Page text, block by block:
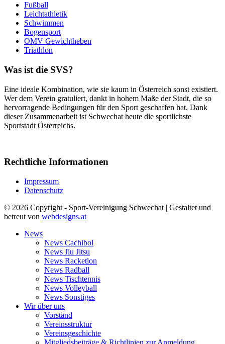
Fußball
Leichtathletik
Schwimmen
Bogensport
OMV Gewichtheben
Triathlon
Was ist die SVS?
Eine ideale Kombination, wie sie kaum in Österreich sonst existiert.
Wer dem Verein gratuliert, dankt in hohem Maße der Stadt, die so
hervorragende Bedingungen für den Sport geschaffen hat. Dank
dieser Zusammenarbeit ist Schwechat heute die sportlichste
Sportstadt Österreichs.
Rechtliche Informationen
Impressum
Datenschutz
© 2026 Copyright - Sport-Vereinigung Schwechat | Gestaltet und
betreut von webdesigns.at
News
News Cachibol
News Jiu Jitsu
News Racketlon
News Radball
News Tischtennis
News Volleyball
News Sonstiges
Wir über uns
Vorstand
Vereinsstruktur
Vereinsgeschichte
Mitgliedsbeiträge & Richtlinien zur Anmeldung